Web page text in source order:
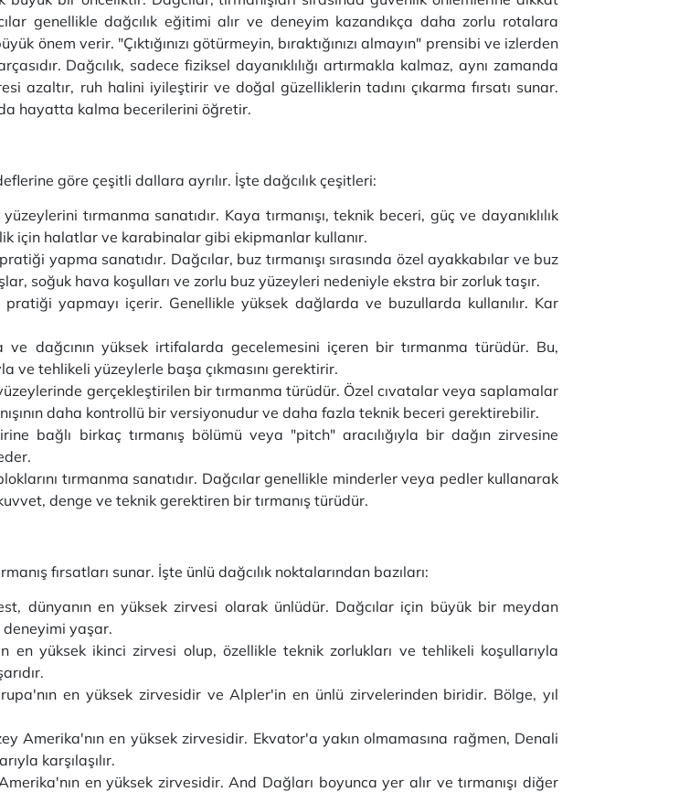
genellikle dağcılık eğitimi alır ve deneyim kazandıkça daha zorlu rotalara
önem verir. "Çıktığınızı götürmeyin, bıraktığınızı almayın" prensibi ve izlerden
Dağcılık, sadece fiziksel dayanıklılığı artırmakla kalmaz, aynı zamanda
azaltır, ruh halini iyileştirir ve doğal güzelliklerin tadını çıkarma fırsatı sunar.
hayatta kalma becerilerini öğretir.
göre çeşitli dallara ayrılır. İşte dağcılık çeşitleri:
tırmanma sanatıdır. Kaya tırmanışı, teknik beceri, güç ve dayanıklılık
için halatlar ve karabinalar gibi ekipmanlar kullanır.
yapma sanatıdır. Dağcılar, buz tırmanışı sırasında özel ayakkabılar ve buz
soğuk hava koşulları ve zorlu buz yüzeyleri nedeniyle ekstra bir zorluk taşır.
pratiği yapmayı içerir. Genellikle yüksek dağlarda ve buzullarda kullanılır. Kar
ve dağcının yüksek irtifalarda gecelemesini içeren bir tırmanma türüdür. Bu,
ve tehlikeli yüzeylerle başa çıkmasını gerektirir.
gerçekleştirilen bir tırmanma türüdür. Özel cıvatalar veya saplamalar
daha kontrollü bir versiyonudur ve daha fazla teknik beceri gerektirebilir.
bağlı birkaç tırmanış bölümü veya "pitch" aracılığıyla bir dağın zirvesine
tırmanma sanatıdır. Dağcılar genellikle minderler veya pedler kullanarak
denge ve teknik gerektiren bir tırmanış türüdür.
fırsatları sunar. İşte ünlü dağcılık noktalarından bazıları:
dünyanın en yüksek zirvesi olarak ünlüdür. Dağcılar için büyük bir meydan
deneyimi yaşar.
en yüksek ikinci zirvesi olup, özellikle teknik zorlukları ve tehlikeli koşullarıyla
en yüksek zirvesidir ve Alpler'in en ünlü zirvelerinden biridir. Bölge, yıl
Amerika'nın en yüksek zirvesidir. Ekvator'a yakın olmamasına rağmen, Denali
karşılaşılır.
en yüksek zirvesidir. And Dağları boyunca yer alır ve tırmanışı diğer